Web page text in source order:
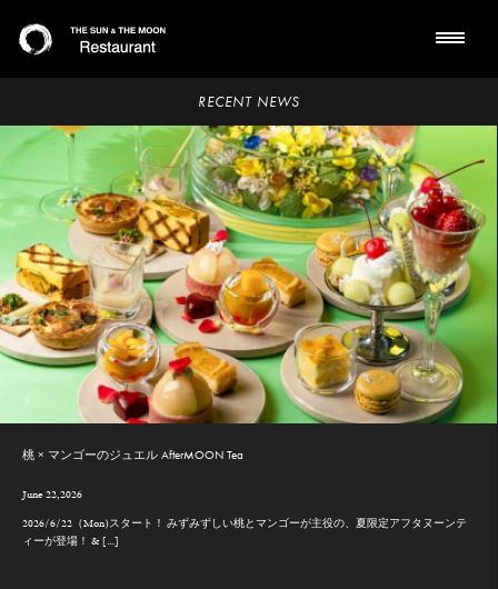
RECENT NEWS
桃 × マンゴーのジュエル AfterMOON Tea
June 22,2026
2026/6/22（Mon)スタート！ みずみずしい桃とマンゴーが主役の、夏限定アフタヌーンテ
ィーが登場！ & […]